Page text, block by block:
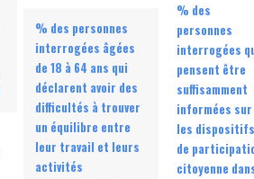
% des personnes
interrogées âgées
de 18 à 64 ans qui
déclarent avoir des
difficultés à trouver
un équilibre entre
leur travail et leurs
activités
% des
personnes
interrogées
pensent être
suffisamment
informées sur
les dispositifs
de
citoyenne